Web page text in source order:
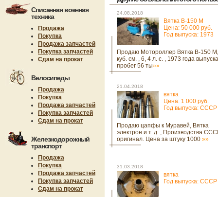
Списанная военная
техника
Продажа
Покупка
Продажа запчастей
Покупка запчастей
Сдам на прокат
Велосипеды
Продажа
Покупка
Продажа запчастей
Покупка запчастей
Сдам на прокат
Железнодорожный
транспорт
Продажа
Покупка
Продажа запчастей
Покупка запчастей
Сдам на прокат
24.08.2018
Вятка В-150 М
Цена: 50 000 руб.
Год выпуска: 1973
Продаю Мотороллер Вятка В-150
куб. см. , 6, 4 л. с. , 1973 года
пробег 56 ты»»
21.04.2018
вятка
Цена: 1 000 руб.
Год выпуска: СССР
Продаю цапфы к Муравей, Вятка
электрон и т. д. , Производства
оригинал. Цена за штуку 1000 »»
31.03.2018
вятка
Год выпуска: СССР